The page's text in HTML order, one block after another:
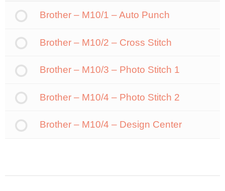
Brother – M10/1 – Auto Punch
Brother – M10/2 – Cross Stitch
Brother – M10/3 – Photo Stitch 1
Brother – M10/4 – Photo Stitch 2
Brother – M10/4 – Design Center